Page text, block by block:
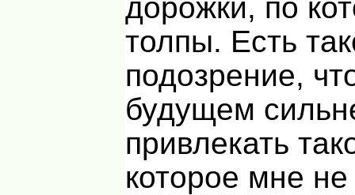
дорожки, по
толпы. Есть
подозрение,
будущем
привлекать
которое мне